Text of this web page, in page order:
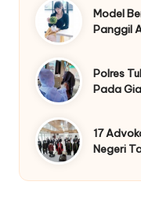
Model
Panggil
Polres
Pada
17
Negeri